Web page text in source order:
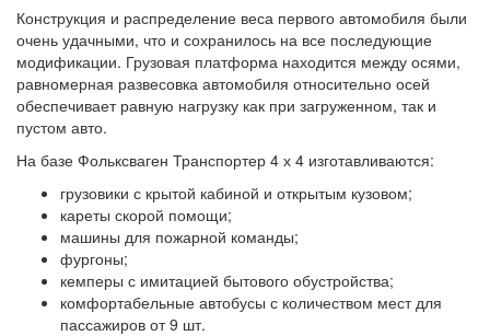
Конструкция и распределение веса первого автомобиля были
очень удачными, что и сохранилось на все последующие
модификации. Грузовая платформа находится между осями,
равномерная развесовка автомобиля относительно осей
обеспечивает равную нагрузку как при загруженном, так и
пустом авто.
На базе Фольксваген Транспортер 4 х 4 изготавливаются:
грузовики с крытой кабиной и открытым кузовом;
кареты скорой помощи;
машины для пожарной команды;
фургоны;
кемперы с имитацией бытового обустройства;
комфортабельные автобусы с количеством мест для
пассажиров от 9 шт.